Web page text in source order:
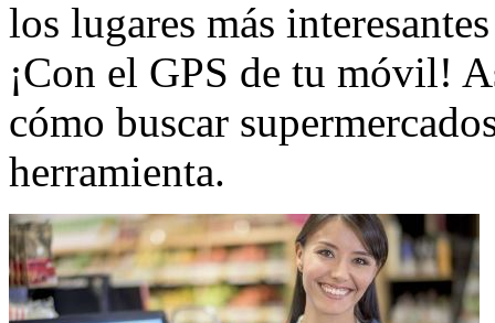
los lugares más
¡Con el GPS de tu móvil!
cómo buscar
herramienta.